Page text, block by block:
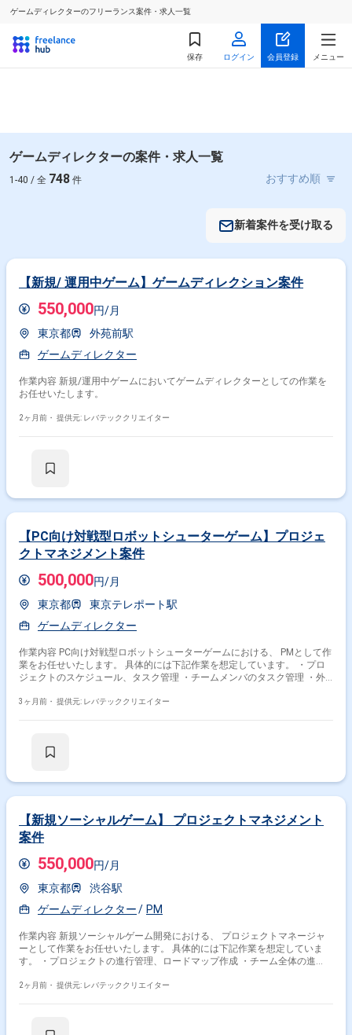
ゲームディレクターのフリーランス案件・求人一覧
保存 ログイン 会員登録 メニュー
ゲームディレクターの案件・求人一覧
1-40 / 全 748 件
新着案件を受け取る
【新規/ 運用中ゲーム】ゲームディレクション案件
550,000円/月
東京都
外苑前駅
ゲームディレクター
作業内容 新規/運用中ゲームにおいてゲームディレクターとしての作業を
お任せいたします。
2ヶ月前・ 提供元: レバテッククリエイター
【PC向け対戦型ロボットシューターゲーム】プロジェ
クトマネジメント案件
500,000円/月
東京都
東京テレポート駅
ゲームディレクター
作業内容 PC向け対戦型ロボットシューターゲームにおける、 PMとして作
業をお任せいたします。 具体的には下記作業を想定しています。 ・プロ
ジェクトのスケジュール、タスク管理 ・チームメンバのタスク管理 ・外
3ヶ月前・ 提供元: レバテッククリエイター
【新規ソーシャルゲーム】 プロジェクトマネジメント
案件
550,000円/月
東京都
渋谷駅
ゲームディレクター
PM
作業内容 新規ソーシャルゲーム開発における、 プロジェクトマネージャ
ーとして作業をお任せいたします。 具体的には下記作業を想定していま
す。 ・プロジェクトの進行管理、ロードマップ作成 ・チーム全体の進
ダーとの調整提案
2ヶ月前・ 提供元: レバテッククリエイター